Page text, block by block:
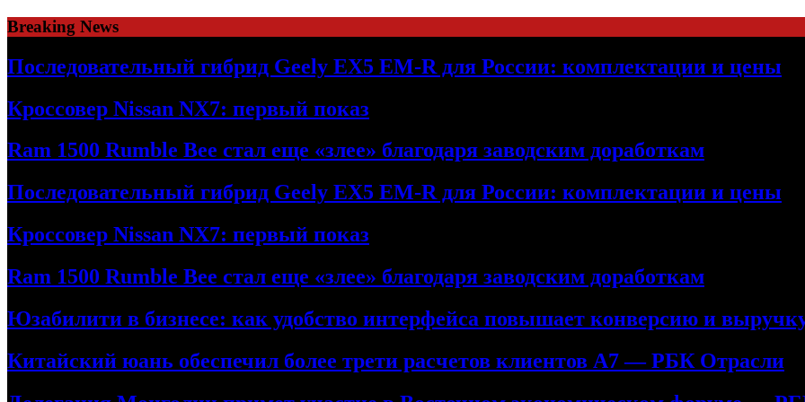
Skip
to
content
Breaking News
Последовательный гибрид Geely EX5 EM-R для России: комплектации и цены
Кроссовер Nissan NX7: первый показ
Ram 1500 Rumble Bee стал еще «злее» благодаря заводским доработкам
Последовательный гибрид Geely EX5 EM-R для России: комплектации и цены
Кроссовер Nissan NX7: первый показ
Ram 1500 Rumble Bee стал еще «злее» благодаря заводским доработкам
Юзабилити в бизнесе: как удобство интерфейса повышает конверсию и
Китайский юань обеспечил более трети расчетов клиентов А7 — РБК Отрасли